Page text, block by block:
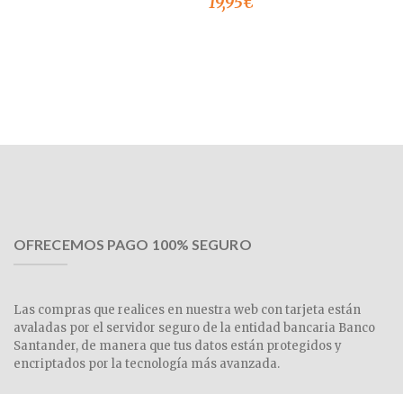
OFRECEMOS PAGO 100% SEGURO
Las compras que realices en nuestra web con tarjeta están
avaladas por el servidor seguro de la entidad bancaria Banco
Santander, de manera que tus datos están protegidos y
encriptados por la tecnología más avanzada.